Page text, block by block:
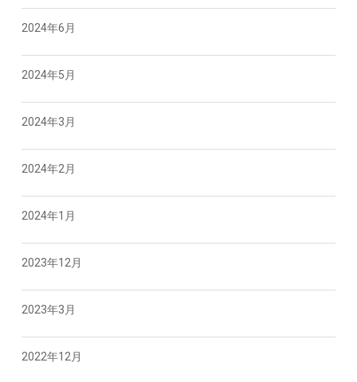
2024年6月
2024年5月
2024年3月
2024年2月
2024年1月
2023年12月
2023年3月
2022年12月